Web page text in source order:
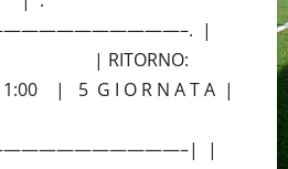
|
| | RITORNO:
| 5 G I O R N A T A |
|